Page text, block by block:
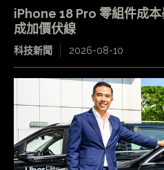
iPhone 18 Pro 零組件成
成加價伏線
科技新聞 2026-08-10